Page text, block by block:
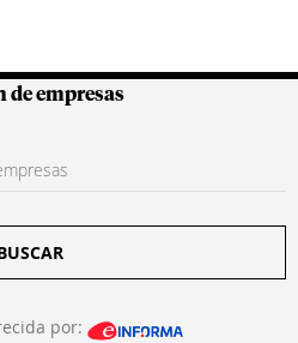
Colombianas
de empresas
por: